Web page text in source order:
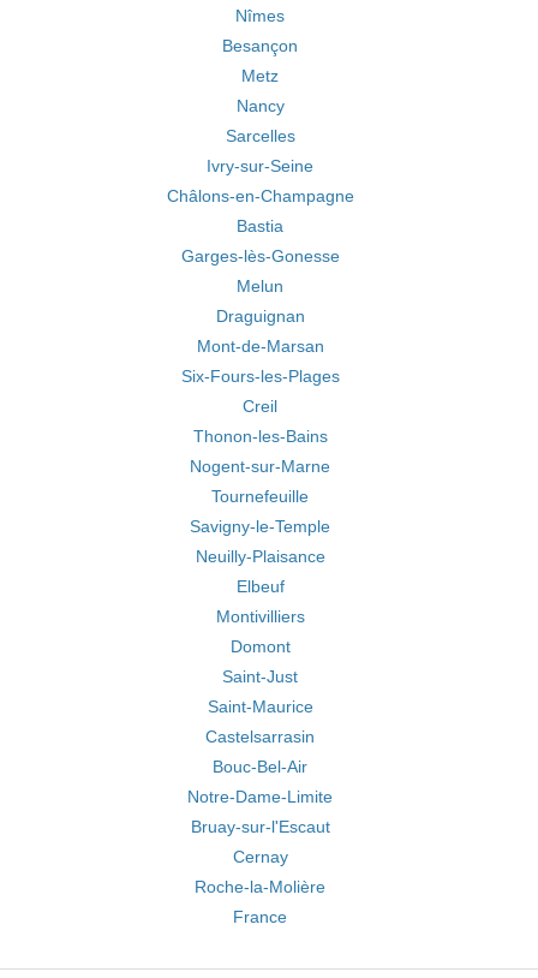
Nîmes
Besançon
Metz
Nancy
Sarcelles
Ivry-sur-Seine
Châlons-en-Champagne
Bastia
Garges-lès-Gonesse
Melun
Draguignan
Mont-de-Marsan
Six-Fours-les-Plages
Creil
Thonon-les-Bains
Nogent-sur-Marne
Tournefeuille
Savigny-le-Temple
Neuilly-Plaisance
Elbeuf
Montivilliers
Domont
Saint-Just
Saint-Maurice
Castelsarrasin
Bouc-Bel-Air
Notre-Dame-Limite
Bruay-sur-l'Escaut
Cernay
Roche-la-Molière
France